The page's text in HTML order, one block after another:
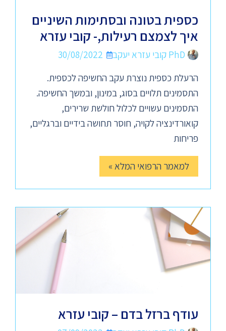
כספית בטונה ובסתימות השיניים
איך לצמצם רעילות,- קובי עזרא
PhD קובי עזרא יעקב
30/08/2022
הרעלת כספית נוצרת עקב החשיפה לכספית.
התסמינים תלויים בסוג, במינון, ובמשך החשיפה.
התסמינים עשויים לכלול חולשת שרירים,
קואורדינציה לקויה, חוסר תחושה בידיים וברגליים,
פריחות
למאמר הרפואי המלא »
עודף ברזל בדם – קובי עזרא